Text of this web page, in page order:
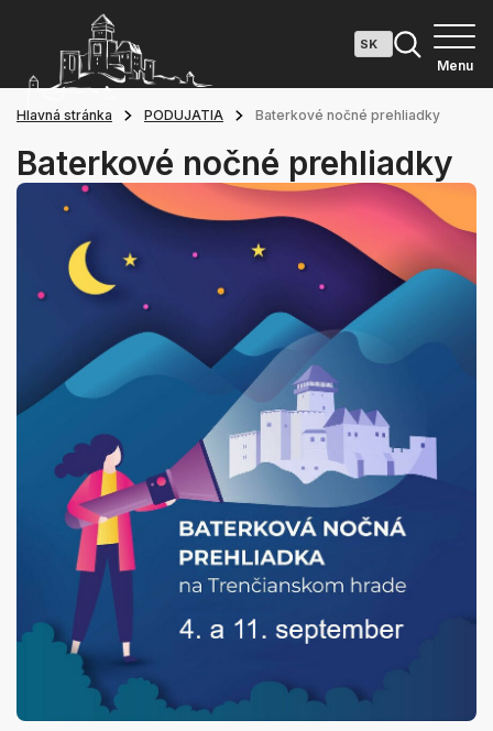
Menu
Hlavná stránka PODUJATIA Baterkové nočné prehliadky
Baterkové nočné prehliadky